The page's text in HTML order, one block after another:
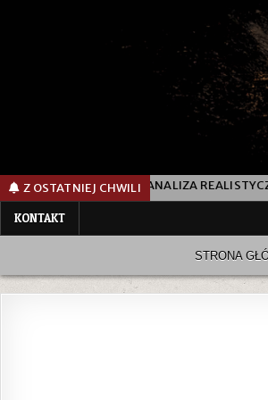
Z OSTATNIEJ CHWILIPROMPTU DO GENEROWANIA
KONTAKT
STRONA